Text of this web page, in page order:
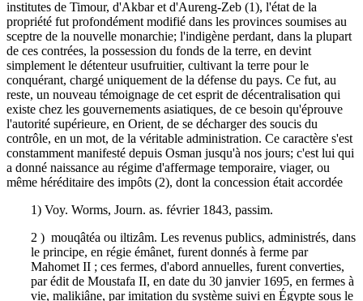
institutes de Timour, d'Akbar et d'Aureng-Zeb (1), l'état de la
propriété fut profondément modifié dans les provinces soumises au
sceptre de la nouvelle monarchie; l'indigène perdant, dans la plupart
de ces contrées, la possession du fonds de la terre, en devint
simplement le détenteur usufruitier, cultivant la terre pour le
conquérant, chargé uniquement de la défense du pays. Ce fut, au
reste, un nouveau témoignage de cet esprit de décentralisation qui
existe chez les gouvernements asiatiques, de ce besoin qu'éprouve
l'autorité supérieure, en Orient, de se décharger des soucis du
contrôle, en un mot, de la véritable administration. Ce caractère s'est
constamment manifesté depuis Osman jusqu'à nos jours; c'est lui qui
a donné naissance au régime d'affermage temporaire, viager, ou
même héréditaire des impôts (2), dont la concession était accordée
1) Voy. Worms, Journ. as. février 1843, passim.
2 ) mouqâtéa ou iltizâm. Les revenus publics, administrés, dans
le principe, en régie émânet, furent donnés à ferme par
Mahomet II ; ces fermes, d'abord annuelles, furent converties,
par édit de Moustafa II, en date du 30 janvier 1695, en fermes à
vie, malikiâne, par imitation du système suivi en Égypte sous le